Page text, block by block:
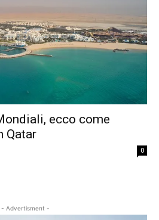
ecco come
Qatar
0
- Advertisment -